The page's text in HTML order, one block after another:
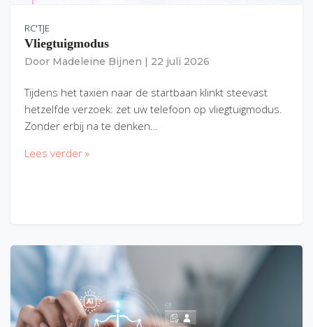
RC'TJE
Vliegtuigmodus
Door Madeleine Bijnen 22 juli 2026
Tijdens het taxiën naar de startbaan klinkt steevast
hetzelfde verzoek: zet uw telefoon op vliegtuigmodus.
Zonder erbij na te denken…
Lees verder »